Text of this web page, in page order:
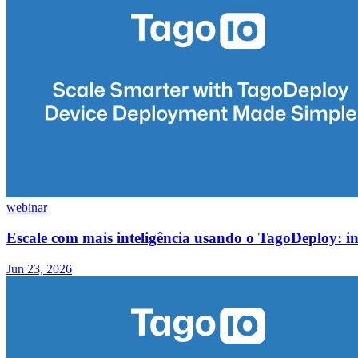
webinar
Escale com mais inteligência usando o TagoDeploy:
Jun 23, 2026